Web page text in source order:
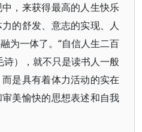
，来获得最高的人生快乐
的舒发、意志的实现、人
为一体了。“自信人生二百
诗），就不只是读书人一般
是具有着体力活动的实在
美愉快的思想表述和自我